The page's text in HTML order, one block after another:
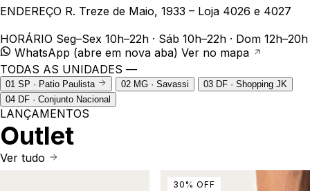
ENDEREÇO R. Treze de Maio, 1933 – Loja 4026 e 4027
HORÁRIO Seg–Sex 10h–22h · Sáb 10h–22h · Dom 12h–20h
WhatsApp (abre em nova aba) Ver no mapa
TODAS AS UNIDADES —
01 SP · Patio Paulista 02 MG · Savassi 03 DF · Shopping JK
04 DF · Conjunto Nacional
LANÇAMENTOS
Outlet
Ver tudo
30 % OFF